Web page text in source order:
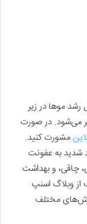
موها در زیر
می‌شود. در صورت
مشورت کنید.
شدید به عفونت
چاقی، و بهداشت
وبلاگ اسنپ
مختلف